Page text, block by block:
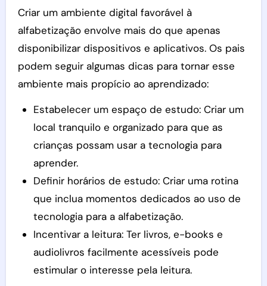
Criar um ambiente digital favorável à
alfabetização envolve mais do que apenas
disponibilizar dispositivos e aplicativos. Os pais
podem seguir algumas dicas para tornar esse
ambiente mais propício ao aprendizado:
Estabelecer um espaço de estudo: Criar um
local tranquilo e organizado para que as
crianças possam usar a tecnologia para
aprender.
Definir horários de estudo: Criar uma rotina
que inclua momentos dedicados ao uso de
tecnologia para a alfabetização.
Incentivar a leitura: Ter livros, e-books e
audiolivros facilmente acessíveis pode
estimular o interesse pela leitura.